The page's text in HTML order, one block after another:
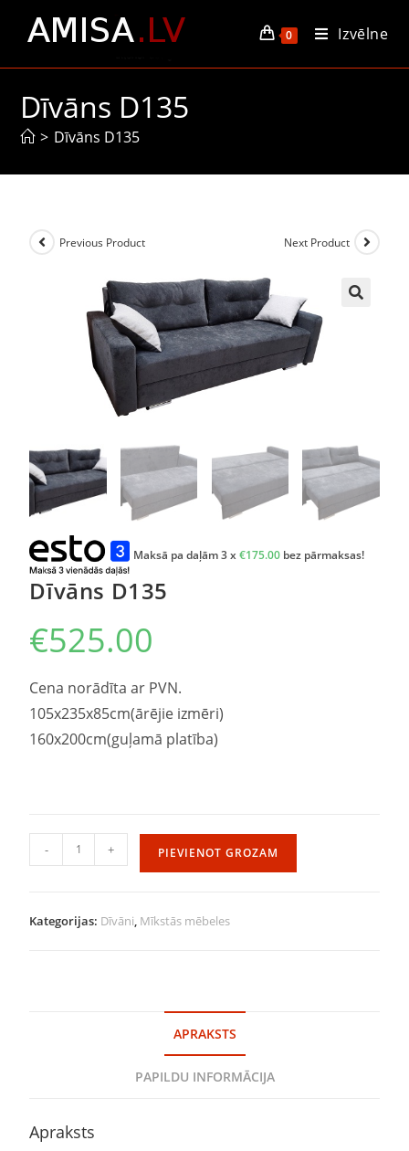
0 Izvēlne
Dīvāns D135
> Dīvāns D135
Previous Product Next Product
Maksā pa daļām 3 x€175.00 bez pārmaksas!
Dīvāns D135
€525.00
Cena norādīta ar PVN.
105x235x85cm(ārējie izmēri)
160x200cm(guļamā platība)
- + PIEVIENOT GROZAM
Kategorijas: Dīvāni, Mīkstās mēbeles
APRAKSTS
PAPILDU INFORMĀCIJA
Apraksts